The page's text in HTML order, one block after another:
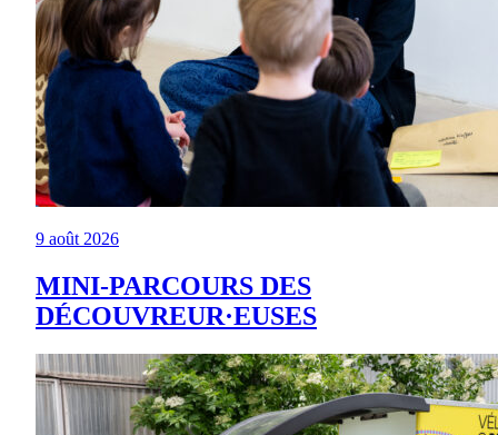
9 août 2026
MINI-PARCOURS DES
DÉCOUVREUR·EUSES